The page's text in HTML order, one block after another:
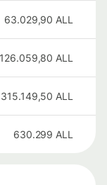
63.029,90 ALL
126.059,80 ALL
315.149,50 ALL
630.299 ALL